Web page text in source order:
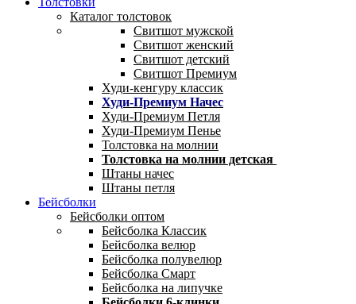
Каталог толстовок
Свитшот мужской
Свитшот женский
Свитшот детский
Свитшот Премиум
Худи-кенгуру классик
Худи-Премиум Начес
Худи-Премиум Петля
Худи-Премиум Пенье
Толстовка на молнии
Толстовка на молнии детская
Штаны начес
Штаны петля
Бейсболки
Бейсболки оптом
Бейсболка Классик
Бейсболка велюр
Бейсболка полувелюр
Бейсболка Смарт
Бейсболка на липучке